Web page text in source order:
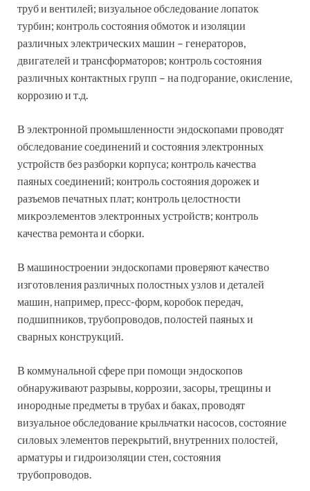
труб и вентилей; визуальное обследование лопаток
турбин; контроль состояния обмоток и изоляции
различных электрических машин – генераторов,
двигателей и трансформаторов; контроль состояния
различных контактных групп – на подгорание, окисление,
коррозию и т.д.
В электронной промышленности эндоскопами проводят
обследование соединений и состояния электронных
устройств без разборки корпуса; контроль качества
паяных соединений; контроль состояния дорожек и
разъемов печатных плат; контроль целостности
микроэлементов электронных устройств; контроль
качества ремонта и сборки.
В машиностроении эндоскопами проверяют качество
изготовления различных полостных узлов и деталей
машин, например, пресс-форм, коробок передач,
подшипников, трубопроводов, полостей паяных и
сварных конструкций.
В коммунальной сфере при помощи эндоскопов
обнаруживают разрывы, коррозии, засоры, трещины и
инородные предметы в трубах и баках, проводят
визуальное обследование крыльчатки насосов, состояние
силовых элементов перекрытий, внутренних полостей,
арматуры и гидроизоляции стен, состояния
трубопроводов.